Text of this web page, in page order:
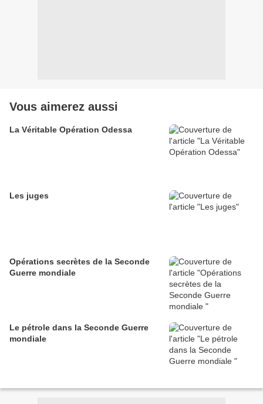
Vous aimerez aussi
La Véritable Opération Odessa
Les juges
Opérations secrètes de la Seconde
Guerre mondiale
Le pétrole dans la Seconde Guerre
mondiale